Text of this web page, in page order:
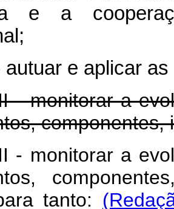
e a
e aplicar as
- monitorar a
- monitorar a
tanto: